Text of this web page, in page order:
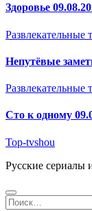
Здоровье
Развлекательные
Непутёвые
Развлекательные
Сто к одному
Top-tvshou
Русские сериалы
Найти: